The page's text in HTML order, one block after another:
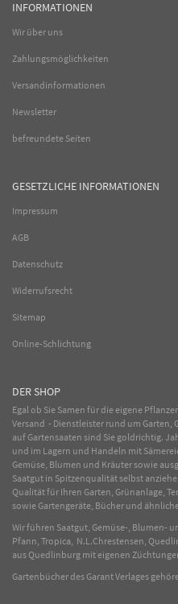
INFORMATIONEN
Wir über uns
Zahlungsmöglichkeiten
Versandinformationen
Newsletter
befreundete Seiten
GESETZLICHE INFORMATIONEN
Impressum
AGB
Datenschutz
Widerrufsrecht
Sitemap
Online-Schlichtung
DER SHOP
Egal ob Sie Samen für die eigene
Versand - Dienstleister rund um
auf Gartensaaten sind Sie goldrichtig.
und im Lagern und Handeln mit
Gemüse, Blumen und Kräuter sowie
Saatgut in Spitzenqualität selbst
Qualität für Ihren Garten, Grünanlage,
sowie Gartengeräte, Bücher und
Wir führen Saatgut, Gemüse-, Blumen-
Pfann, Tropica, N.L.Chrestensen,
aus Quedlinburg mit eigenen
Gartenbücher des Garant Verlages